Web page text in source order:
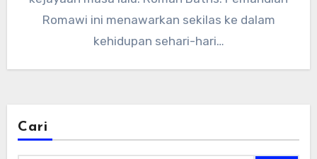
Romawi ini menawarkan sekilas ke dalam
kehidupan sehari-hari…
Cari